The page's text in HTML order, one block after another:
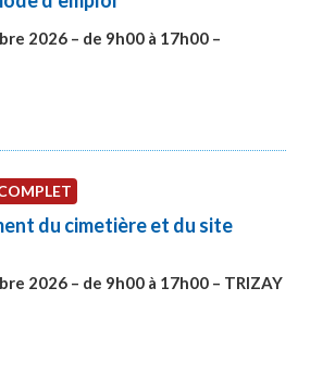
2026 – de 9h00 à 17h00 –
du cimetière et du site
2026 – de 9h00 à 17h00 – TRIZAY